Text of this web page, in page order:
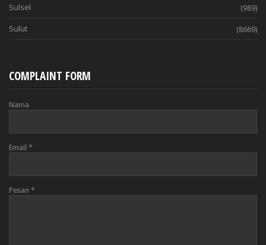
Sulsel (989)
Sulut (8669)
COMPLAINT FORM
Nama
Email *
Pesan *